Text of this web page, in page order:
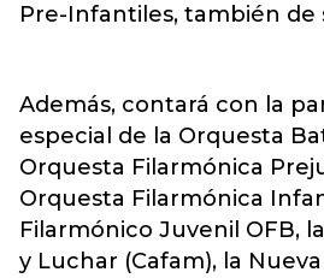
Pre-Infantiles, también de
Además, contará con la
especial de la Orquesta
Orquesta Filarmónica
Orquesta Filarmónica
Filarmónico Juvenil OFB,
y Luchar (Cafam), la